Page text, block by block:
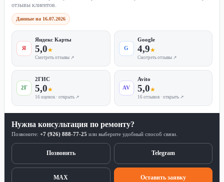
отзывы клиентов.
Данные на 16.07.2026
Я
Яндекс Карты
5,0★
Смотреть отзывы ↗
G
Google
4,9★
Смотреть отзывы ↗
2Г
2ГИС
5,0★
16 оценок · открыть ↗
AV
Avito
5,0★
16 отзывов · открыть ↗
Нужна консультация по ремонту?
Позвоните: +7 (926) 888-77-25 или выберите удобный способ связи.
Позвонить Telegram
MAX Оставить заявку